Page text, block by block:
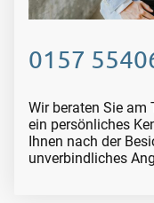
0157
Wir beraten Sie am
ein persönliches
Ihnen nach der
unverbindliches